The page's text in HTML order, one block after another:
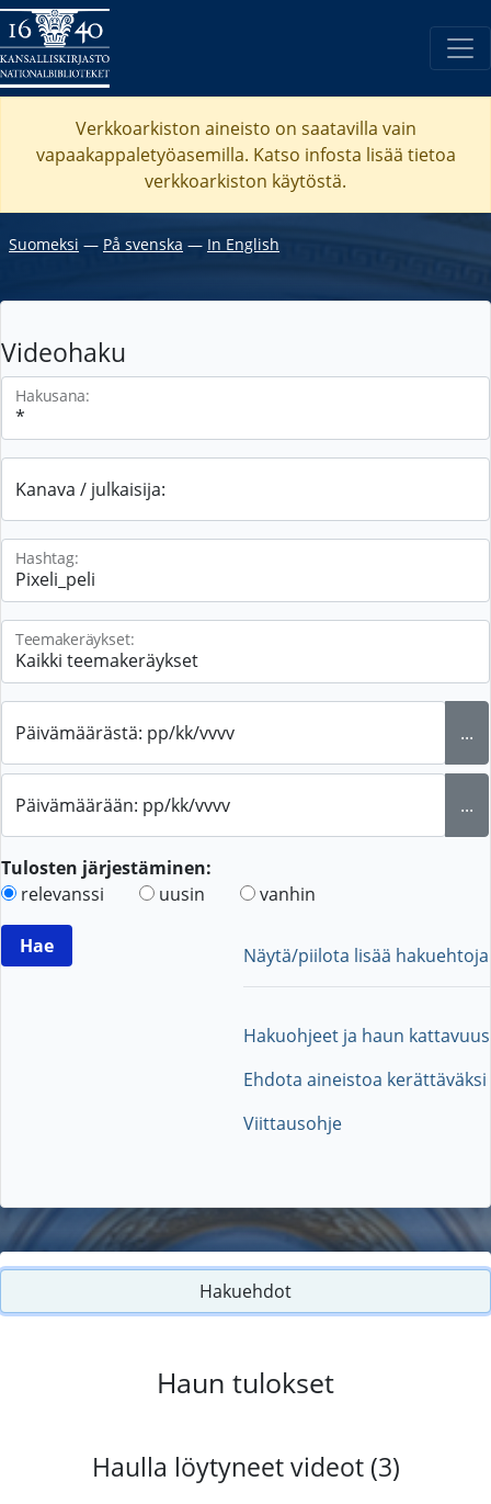
Verkkoarkiston aineisto on saatavilla vain
vapaakappaletyöasemilla. Katso infosta lisää tietoa
verkkoarkiston käytöstä.
Suomeksi ― På svenska ― In English
Videohaku
Hakusana:
Kanava / julkaisija:
Hashtag:
Teemakeräykset:
Päivämäärästä: pp/kk/vvvv ...
Päivämäärään: pp/kk/vvvv ...
Tulosten järjestäminen:
relevanssi
uusin vanhin
Näytä/piilota lisää hakuehtoja
Hakuohjeet ja haun kattavuus
Ehdota aineistoa kerättäväksi
Viittausohje
Hakuehdot
Haun tulokset
Haulla löytyneet videot (3)